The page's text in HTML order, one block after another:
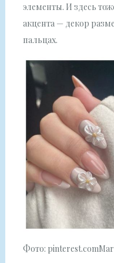
элементы. И здесь
акцента — декор
пальцах.
Фото: